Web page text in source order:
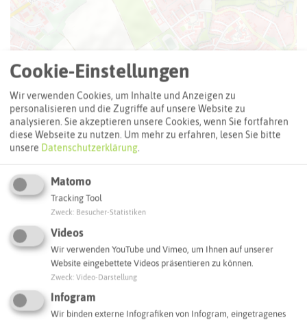
Adresse:
Cookie-Einstellungen
Wir verwenden Cookies, um Inhalte und Anzeigen zu
personalisieren und die Zugriffe auf unsere Website zu
analysieren. Sie akzeptieren unsere Cookies, wenn Sie fortfahren
diese Webseite zu nutzen. Um mehr zu erfahren, lesen Sie bitte
unsere Datenschutzerklärung.
Matomo
Tracking Tool
Zweck Besucher-Statistiken
Videos
Wir verwenden YouTube und Vimeo, um Ihnen auf unserer
Website eingebettete Videos präsentieren zu können.
Zweck Video-Darstellung
Infogram
Wir binden externe Infografiken von Infogram, eingetragenes